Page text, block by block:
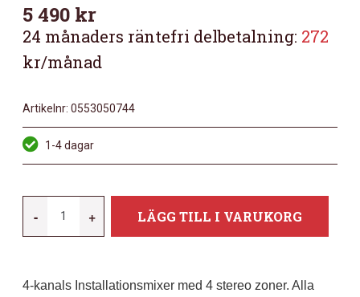
5 490 kr
24 månaders räntefri delbetalning: 272
kr/månad
Artikelnr: 0553050744
1-4 dagar
- + LÄGG TILL I VARUKORG
4-kanals Installationsmixer med 4 stereo zoner. Alla